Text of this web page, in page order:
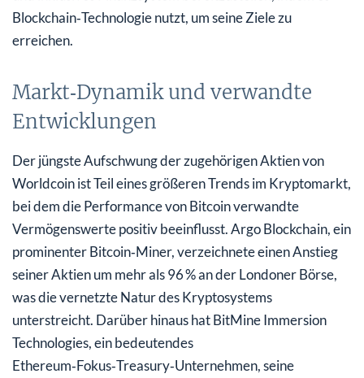
Blockchain‑Technologie nutzt, um seine Ziele zu
erreichen.
Markt‑Dynamik und verwandte
Entwicklungen
Der jüngste Aufschwung der zugehörigen Aktien von
Worldcoin ist Teil eines größeren Trends im Kryptomarkt,
bei dem die Performance von Bitcoin verwandte
Vermögenswerte positiv beeinflusst. Argo Blockchain, ein
prominenter Bitcoin‑Miner, verzeichnete einen Anstieg
seiner Aktien um mehr als 96 % an der Londoner Börse,
was die vernetzte Natur des Kryptosystems
unterstreicht. Darüber hinaus hat BitMine Immersion
Technologies, ein bedeutendes
Ethereum‑Fokus‑Treasury‑Unternehmen, seine